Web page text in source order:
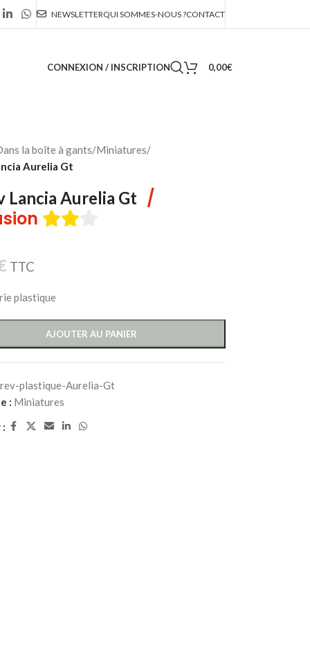
NEWSLETTERQUI SOMMES-NOUS ?CONTACT
CONNEXION / INSCRIPTION 0,00€
la boîte à gants/Miniatures/
Aurelia Gt
Lancia Aurelia Gt /
TTC
plastique
AJOUTER AU PANIER
plastique-Aurelia-Gt
: Miniatures